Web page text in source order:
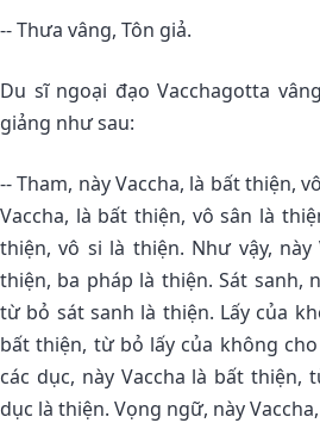
-- Thưa vâng, Tôn giả.
Du sĩ ngoại đạo Vacchagotta
giảng như sau:
-- Tham, này Vaccha, là bất thiện,
Vaccha, là bất thiện, vô sân là
thiện, vô si là thiện. Như vậy,
thiện, ba pháp là thiện. Sát sanh,
từ bỏ sát sanh là thiện. Lấy của
bất thiện, từ bỏ lấy của không
các dục, này Vaccha là bất thiện,
dục là thiện. Vọng ngữ, này